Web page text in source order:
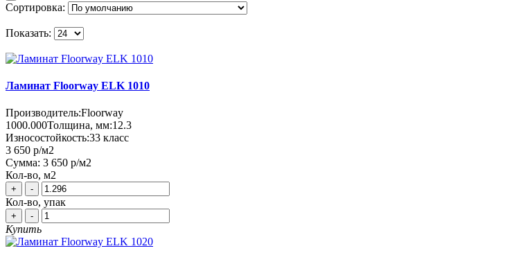
Сортировка:
Показать:
Ламинат Floorway ELK 1010
Производитель:Floorway
1000.000Толщина, мм:12.3
Износостойкость:33 класс
3 650 р/м2
Сумма: 3 650 р/м2
Кол-во, м2
+ -
Кол-во, упак
+ -
Купить